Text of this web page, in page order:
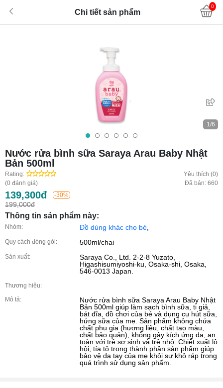
Chi tiết sản phẩm
0
1/6
Nước rửa bình sữa Saraya Arau Baby Nhật
Bản 500ml
Rating:
Yêu thích (0)
(0 đánh giá)
Đã bán: 660
139,300đ -30%
199,000đ
Thông tin sản phẩm này:
Nhóm: Đồ dùng khác cho bé,
Quy cách đóng gói: 500ml/chai
Sản xuất:
Saraya Co., Ltd. 2-2-8 Yuzato,
Higashisumiyoshi-ku, Osaka-shi, Osaka,
546-0013 Japan.
Thương hiệu:
Mô tả:
Nước rửa bình sữa Saraya Arau Baby Nhật
Bản 500ml giúp làm sạch bình sữa, ti giả,
bát đĩa, đồ chơi của bé và dụng cụ hút sữa,
hứng sữa của mẹ. Sản phẩm không chứa
chất phụ gia (hương liệu, chất tạo màu,
chất bảo quản), không gây kích ứng da, an
toàn với trẻ sơ sinh và trẻ nhỏ. Chiết xuất lô
hội, tía tô trong thành phần sản phẩm giúp
bảo vệ da tay của mẹ khỏi sự khô ráp trong
quá trình sử dụng sản phẩm.